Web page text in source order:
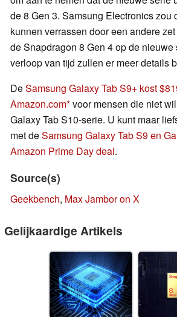
de 8 Gen 3. Samsung Electronics zou
kunnen verrassen door een andere
de Snapdragon 8 Gen 4 op de
verloop van tijd zullen er meer details
DeSamsung Galaxy Tab S9+ kost
Amazon.com voor mensen die niet
Galaxy Tab S10-serie. U kunt maar
met deSamsung Galaxy Tab S9 en
Amazon Prime Day deal.
Source(s)
Geekbench, Max Jambor on X
Gelijkaardige Artikels